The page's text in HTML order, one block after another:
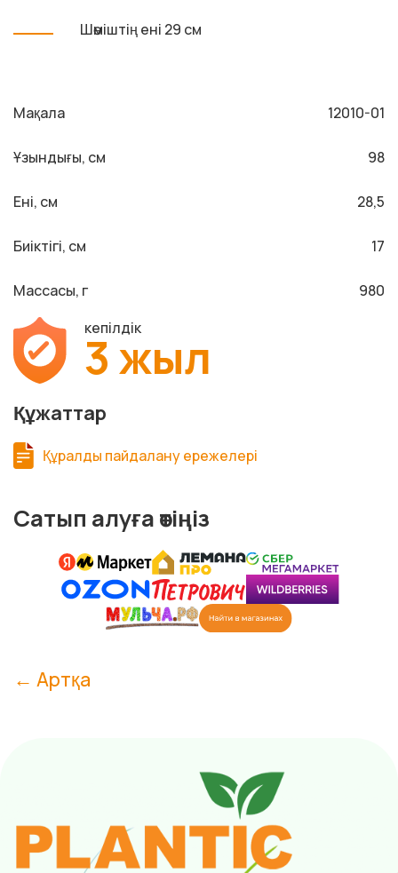
Шөміштің ені 29 см
Мақала 12010-01
Ұзындығы, см 98
Ені, см 28,5
Биіктігі, см 17
Массасы, г
980
кепілдік
3 жыл
Құжаттар
Құралды пайдалану ережелері
Сатып алуға өтіңіз
← Артқа